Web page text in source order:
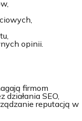
opinii.
firmom
SEO,
reputacją w